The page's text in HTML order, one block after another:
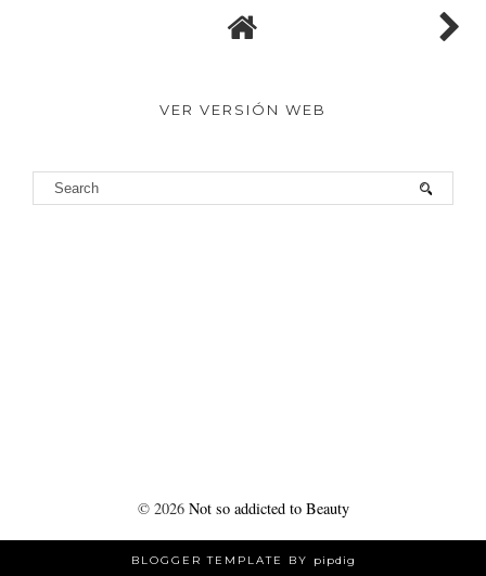
VER VERSIÓN WEB
© 2026 Not so addicted to Beauty
BLOGGER TEMPLATE BY pipdig